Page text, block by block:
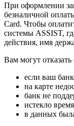
При оформлении
безналичной
Card. Чтобы
системы ASSIST,
действия, имя
Вам могут отказать
если ваш
на карте
банк не
истекло
в данных